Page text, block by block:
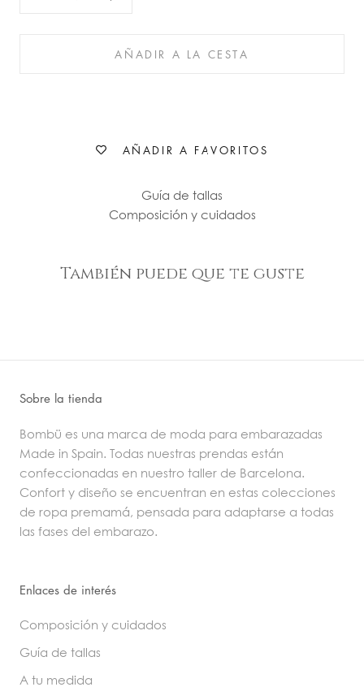
AÑADIR A LA CESTA
AÑADIR A FAVORITOS
Guía de tallas
Composición y cuidados
También puede que te guste
Sobre la tienda
Bombü es una marca de moda para embarazadas
Made in Spain. Todas nuestras prendas están
confeccionadas en nuestro taller de Barcelona.
Confort y diseño se encuentran en estas colecciones
de ropa premamá, pensada para adaptarse a todas
las fases del embarazo.
Enlaces de interés
Composición y cuidados
Guía de tallas
A tu medida